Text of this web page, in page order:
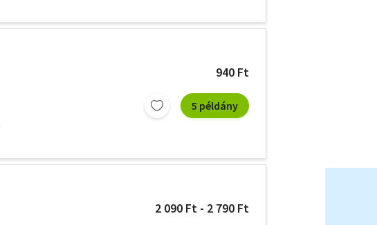
940 Ft
5 példány
2 090 Ft - 2 790 Ft